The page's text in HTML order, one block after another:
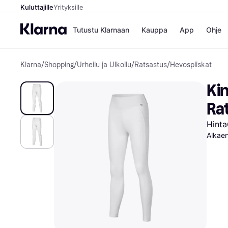
KuluttajilleYrityksille
Tutustu Klarnaan Kauppa
Kaupat
Gigantti
H&M
Peten
Wolt
App Ohje
Klarna/Shopping/Urheilu ja Ulkoilu/Ratsastus/Hevospiiskat
Hinta